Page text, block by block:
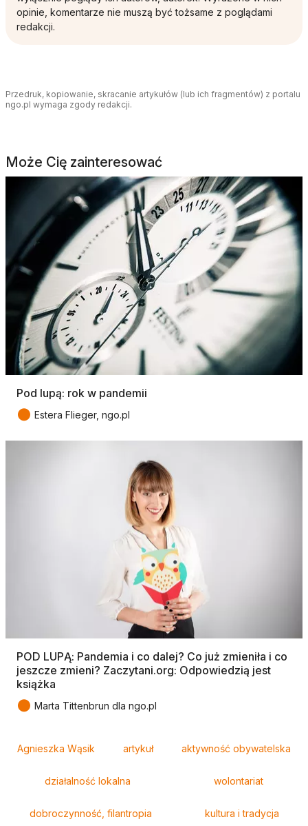
opinie, komentarze nie muszą być tożsame z poglądami
redakcji.
Przedruk, kopiowanie, skracanie artykułów (lub ich fragmentów) z portalu
ngo.pl wymaga zgody redakcji.
Może Cię zainteresować
Pod lupą: rok w pandemii
● Estera Flieger, ngo.pl
POD LUPĄ: Pandemia i co dalej? Co już zmieniła i co
jeszcze zmieni? Zaczytani.org: Odpowiedzią jest
książka
● Marta Tittenbrun dla ngo.pl
Agnieszka Wąsik artykuł aktywność obywatelska
działalność lokalna wolontariat
dobroczynność, filantropia kultura i tradycja